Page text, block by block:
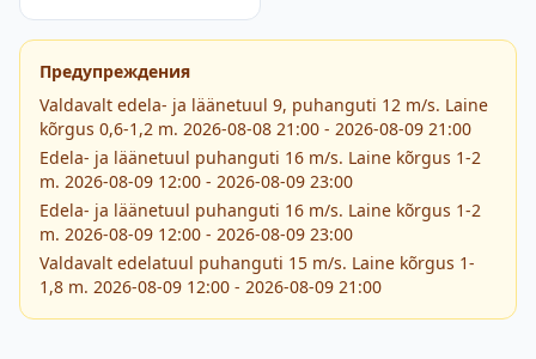
Предупреждения
Valdavalt edela- ja läänetuul 9, puhanguti 12 m/s. Laine
kõrgus 0,6-1,2 m. 2026-08-08 21:00 - 2026-08-09 21:00
Edela- ja läänetuul puhanguti 16 m/s. Laine kõrgus 1-2
m. 2026-08-09 12:00 - 2026-08-09 23:00
Edela- ja läänetuul puhanguti 16 m/s. Laine kõrgus 1-2
m. 2026-08-09 12:00 - 2026-08-09 23:00
Valdavalt edelatuul puhanguti 15 m/s. Laine kõrgus 1-
1,8 m. 2026-08-09 12:00 - 2026-08-09 21:00